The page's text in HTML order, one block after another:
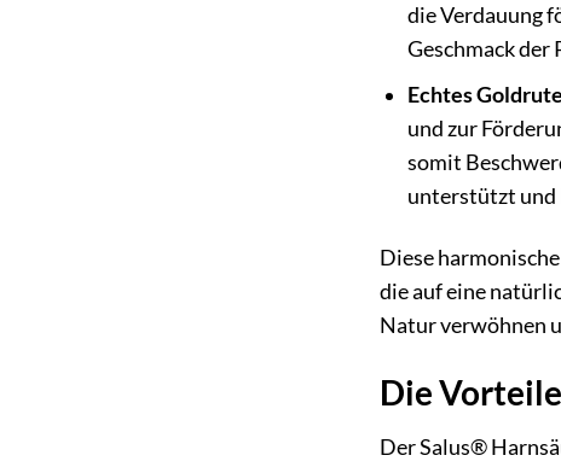
die Verdauung
Geschmack der
Echtes
und zur
somit
unterstützt und
Diese
die auf eine
Natur verwöhnen
Die
Der Salus®